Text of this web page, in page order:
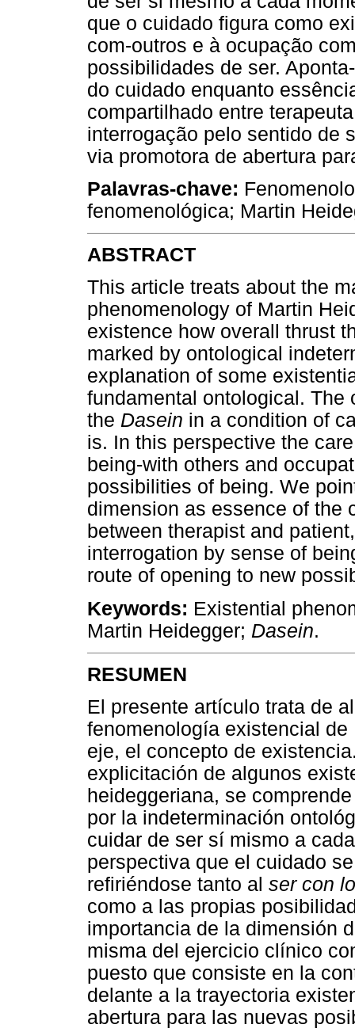
que o cuidado figura como
com-outros e à ocupação
possibilidades de ser.
do cuidado enquanto
compartilhado entre
interrogação pelo sentido de
via promotora de abertura
Palavras-chave:
fenomenológica; Martin
ABSTRACT
This article treats about the
phenomenology of Martin
existence how overall thrust
marked by ontological
explanation of some
fundamental ontological.
the Dasein in a condition of
is. In this perspective the
being-with others and
possibilities of being. We
dimension as essence of the
between therapist and
interrogation by sense of
route of opening to new
Keywords: Existential
Martin Heidegger; Dasein.
RESUMEN
El presente artículo trata de
fenomenología existencial
eje, el concepto de
explicitación de algunos
heideggeriana, se
por la indeterminación
cuidar de ser sí mismo a
perspectiva que el cuidado
refiriéndose tanto al ser con
como a las propias
importancia de la dimensión
misma del ejercicio clínico
puesto que consiste en la
delante a la trayectoria
abertura para las nuevas